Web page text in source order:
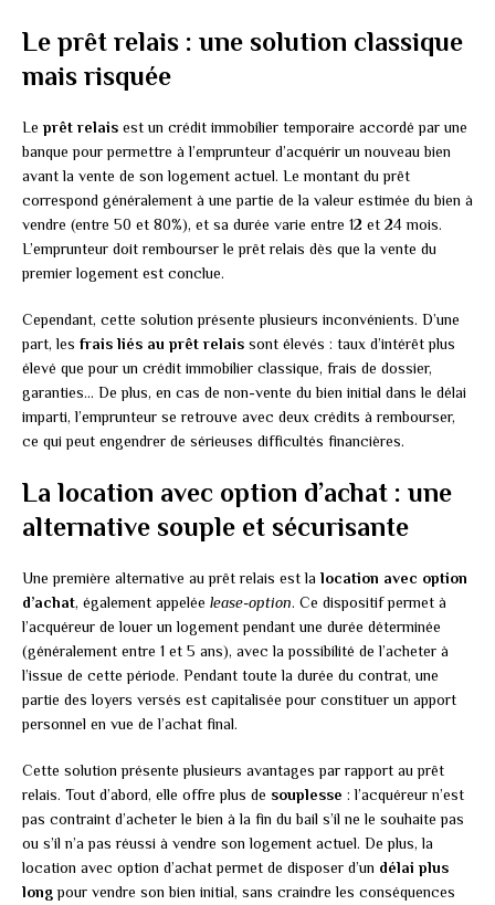
Le prêt relais : une solution classique
mais risquée
Le prêt relais est un crédit immobilier temporaire accordé par une
banque pour permettre à l’emprunteur d’acquérir un nouveau bien
avant la vente de son logement actuel. Le montant du prêt
correspond généralement à une partie de la valeur estimée du bien à
vendre (entre 50 et 80%), et sa durée varie entre 12 et 24 mois.
L’emprunteur doit rembourser le prêt relais dès que la vente du
premier logement est conclue.
Cependant, cette solution présente plusieurs inconvénients. D’une
part, les frais liés au prêt relais sont élevés : taux d’intérêt plus
élevé que pour un crédit immobilier classique, frais de dossier,
garanties… De plus, en cas de non-vente du bien initial dans le délai
imparti, l’emprunteur se retrouve avec deux crédits à rembourser,
ce qui peut engendrer de sérieuses difficultés financières.
La location avec option d’achat : une
alternative souple et sécurisante
Une première alternative au prêt relais est la location avec option
d’achat, également appelée lease-option. Ce dispositif permet à
l’acquéreur de louer un logement pendant une durée déterminée
(généralement entre 1 et 5 ans), avec la possibilité de l’acheter à
l’issue de cette période. Pendant toute la durée du contrat, une
partie des loyers versés est capitalisée pour constituer un apport
personnel en vue de l’achat final.
Cette solution présente plusieurs avantages par rapport au prêt
relais. Tout d’abord, elle offre plus de souplesse : l’acquéreur n’est
pas contraint d’acheter le bien à la fin du bail s’il ne le souhaite pas
ou s’il n’a pas réussi à vendre son logement actuel. De plus, la
location avec option d’achat permet de disposer d’un délai plus
long pour vendre son bien initial, sans craindre les conséquences